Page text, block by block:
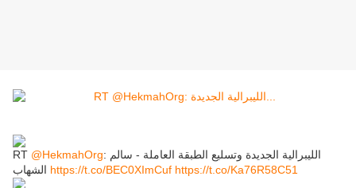
RT @HekmahOrg: الليبرالية الجديدة وتسليع الطبقة العاملة - سالم
https://t.co/BEC0XImCuf https://t.co/Ka76R58C51